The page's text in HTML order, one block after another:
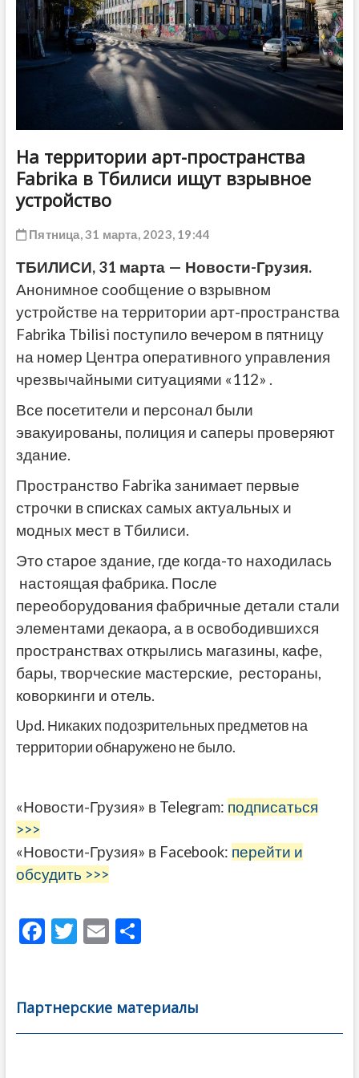
На территории арт-пространства
Fabrika в Тбилиси ищут взрывное
устройство
Пятница, 31 марта, 2023, 19:44
ТБИЛИСИ, 31 марта — Новости-Грузия.
Анонимное сообщение о взрывном
устройстве на территории арт-пространства
Fabrika Tbilisi поступило вечером в пятницу
на номер Центра оперативного управления
чрезвычайными ситуациями «112» .
Все посетители и персонал были
эвакуированы, полиция и саперы проверяют
здание.
Пространство Fabrika занимает первые
строчки в списках самых актуальных и
модных мест в Тбилиси.
Это старое здание, где когда-то находилась
настоящая фабрика. После
переоборудования фабричные детали стали
элементами декаора, а в освободившихся
пространствах открылись магазины, кафе,
бары, творческие мастерские, рестораны,
коворкинги и отель.
Upd. Никаких подозрительных предметов на
территории обнаружено не было.
«Новости-Грузия» в Telegram: подписаться
>>>
«Новости-Грузия» в Facebook: перейти и
обсудить >>>
F
b
o
T
er
E
l
О
а
в
Партнерские материалы